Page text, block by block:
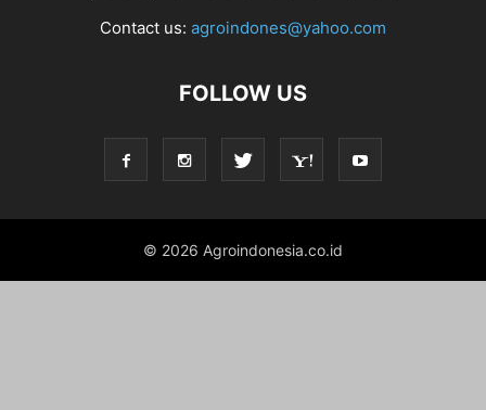
Contact us: agroindones@yahoo.com
FOLLOW US
© 2026 Agroindonesia.co.id